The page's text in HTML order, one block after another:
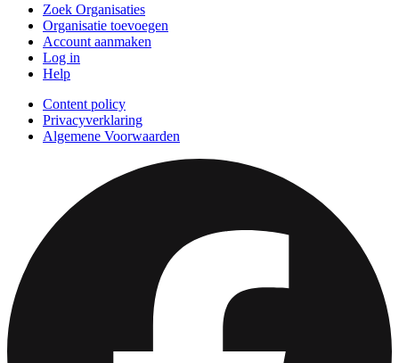
Zoek Organisaties
Organisatie toevoegen
Account aanmaken
Log in
Help
Content policy
Privacyverklaring
Algemene Voorwaarden